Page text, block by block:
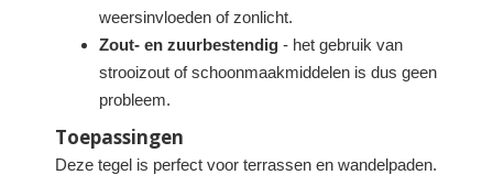
weersinvloeden of zonlicht.
Zout- en zuurbestendig - het gebruik van
strooizout of schoonmaakmiddelen is dus geen
probleem.
Toepassingen
Deze tegel is perfect voor terrassen en wandelpaden.